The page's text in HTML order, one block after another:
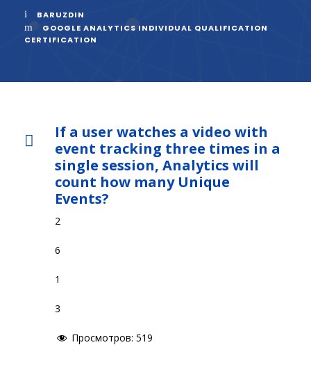
BARUZDIN
GOOGLE ANALYTICS INDIVIDUAL QUALIFICATION
CERTIFICATION
If a user watches a video with
event tracking three times in a
single session, Analytics will
count how many Unique
Events?
2
6
1
3
Просмотров: 519